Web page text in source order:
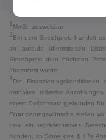
1 MwSt. ausweisbar
2Bei dem Streichpreis handelt
an auto.de übermittelten
Streichpreis dem höchsten
übermittelt wurde.
3Die
enthalten teilweise
einem Sollzinssatz (gebunden
Finanzierungswünsche stellen
dies ein repräsentatives
Kunden, im Sinne des § 17a